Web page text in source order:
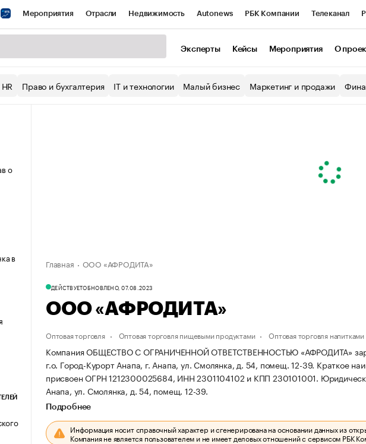
Мероприятия Отрасли Недвижимость Autonews РБК Компании Телеканал
СПб Спецпроекты Экономика Бизнес
Эксперты Кейсы Мероприятия О
Право и бухгалтерия IT и технологии Малый бизнес Маркетинг и продажи
о
в
Главная ООО «АФРОДИТА»
ДЕЙСТВУЕТОБНОВЛЕНО, 07.08.2023
ООО «АФРОДИТА»
Оптовая торговля Оптовая торговля пищевыми продуктами Оптовая торговля напитками
Компания ОБЩЕСТВО С ОГРАНИЧЕННОЙ ОТВЕТСТВЕННОСТЬЮ «АФРОДИТА»
г.о. Город-Курорт Анапа, г. Анапа, ул. Смолянка, д. 54, помещ. 12-39. Краткое
присвоен ОГРН 1212300025684, ИНН 2301104102 и КПП 230101001.
Анапа, ул. Смолянка, д. 54, помещ. 12-39.
Подробнее
Информация носит справочный характер и сгенерирована на основании данных из
Компания не является пользователем и не имеет деловых отношений с сервисом РБК